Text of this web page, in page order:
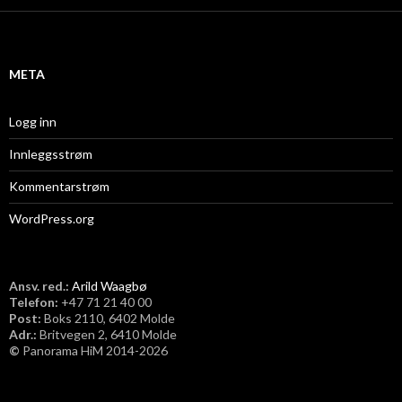
i
META
Logg inn
Innleggsstrøm
Kommentarstrøm
WordPress.org
Ansv. red.: Arild Waagbø
Telefon: ​+47 71 21 40 00
Post: Boks 2110, 6402 Molde
Adr.: Britvegen 2, 6410 Molde
© Panorama HiM 2014-2026